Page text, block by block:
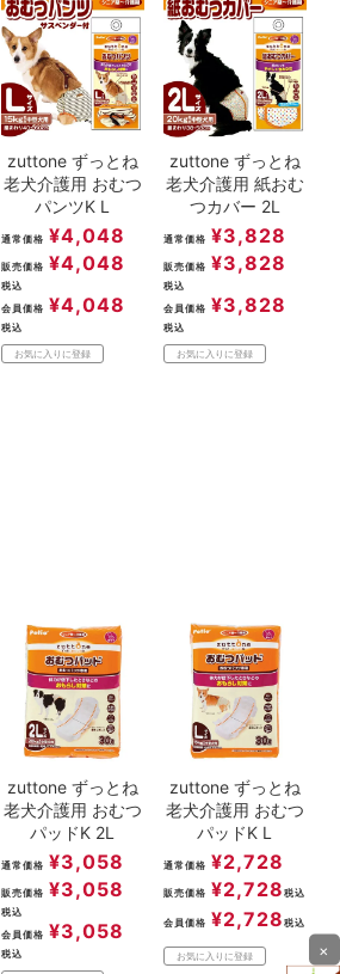
zuttone ずっとね
老犬介護用 おむつ
パンツK L
通常価格 ¥4,048
販売価格 ¥4,048
税込
会員価格 ¥4,048
税込
お気に入りに登録
zuttone ずっとね
老犬介護用 紙おむ
つカバー 2L
通常価格 ¥3,828
販売価格 ¥3,828
税込
会員価格 ¥3,828
税込
お気に入りに登録
zuttone ずっとね
老犬介護用 おむつ
パッドK 2L
通常価格 ¥3,058
販売価格 ¥3,058
税込
会員価格 ¥3,058
税込
zuttone ずっとね
老犬介護用 おむつ
パッドK L
通常価格 ¥2,728
販売価格 ¥2,728 税込
会員価格 ¥2,728 税込
お気に入りに登録 ×